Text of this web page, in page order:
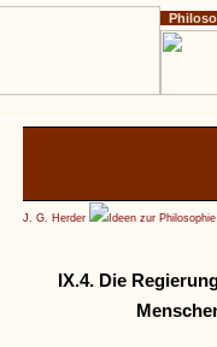
J. G. Herder Ideen zur
IX.4. Die